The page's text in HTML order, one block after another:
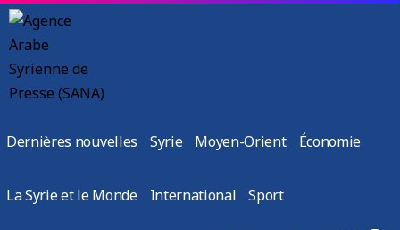
Dernières nouvelles Syrie Moyen-Orient Économie
La Syrie et le Monde International Sport